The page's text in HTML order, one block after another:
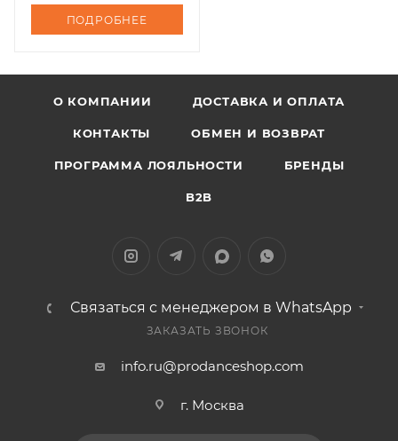
ПОДРОБНЕЕ
О КОМПАНИИ ДОСТАВКА И ОПЛАТА
КОНТАКТЫ ОБМЕН И ВОЗВРАТ
ПРОГРАММА ЛОЯЛЬНОСТИ БРЕНДЫ
B2B
Связаться с менеджером в WhatsApp
ЗАКАЗАТЬ ЗВОНОК
info.ru@prodanceshop.com
г. Москва